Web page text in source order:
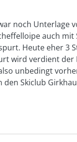
noch Unterlage
auch mit
Heute eher 3
wird verdient der
unbedingt
Skiclub